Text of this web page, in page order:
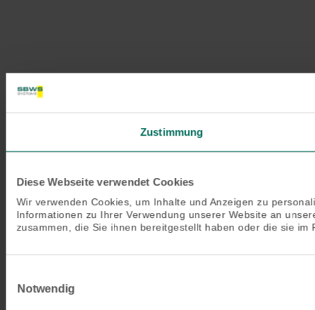
Zustimmung
Diese Webseite verwendet Cookies
Wir verwenden Cookies, um Inhalte und Anzeigen zu
Informationen zu Ihrer Verwendung unserer Website an
zusammen, die Sie ihnen bereitgestellt haben oder die sie
Notwendig